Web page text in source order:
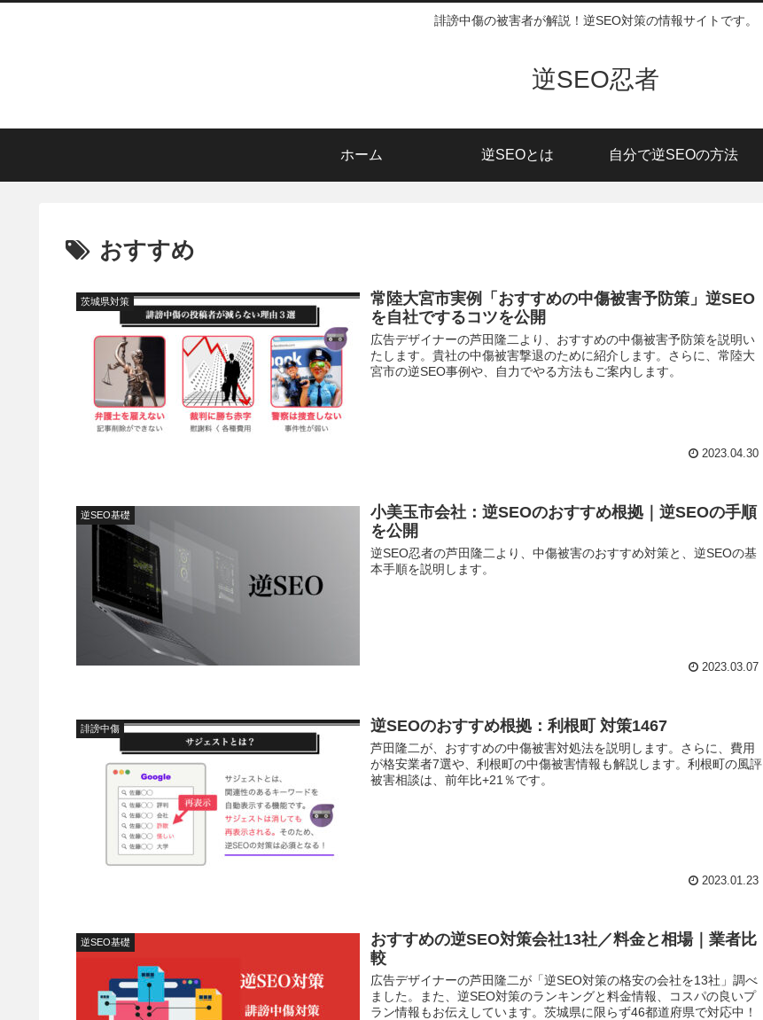
誹謗中傷の被害者が解説！逆SEO対策の情報サイトです。
逆SEO忍者
ホーム 逆SEOとは 自分で逆SEOの方法
おすすめ
茨城県対策
常陸大宮市実例「おすすめの中傷被害予防策」逆SEO
を自社でするコツを公開
広告デザイナーの芦田隆二より、おすすめの中傷被害予防策を説明い
たします。貴社の中傷被害撃退のために紹介します。さらに、常陸大
宮市の逆SEO事例や、自力でやる方法もご案内します。
2023.04.30
逆SEO基礎
小美玉市会社：逆SEOのおすすめ根拠｜逆SEOの手順
を公開
逆SEO忍者の芦田隆二より、中傷被害のおすすめ対策と、逆SEOの基
本手順を説明します。
2023.03.07
誹謗中傷 逆SEOのおすすめ根拠：利根町 対策1467
芦田隆二が、おすすめの中傷被害対処法を説明します。さらに、費用
が格安業者7選や、利根町の中傷被害情報も解説します。利根町の風評
被害相談は、前年比+21％です。
2023.01.23
逆SEO基礎
おすすめの逆SEO対策会社13社／料金と相場｜業者比
較
広告デザイナーの芦田隆二が「逆SEO対策の格安の会社を13社」調べ
ました。また、逆SEO対策のランキングと料金情報、コスパの良いプ
ラン情報もお伝えしています。茨城県に限らず46都道府県で対応中！